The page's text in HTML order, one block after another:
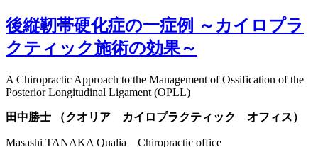
後縦靭帯硬化症の一症例 ～カイロプラ
クティック施術の効果～
A Chiropractic Approach to the Management of Ossification of the
Posterior Longitudinal Ligament (OPLL)
田中勝士 （クオリア カイロプラクティック オフィス）
Masashi TANAKA Qualia Chiropractic office